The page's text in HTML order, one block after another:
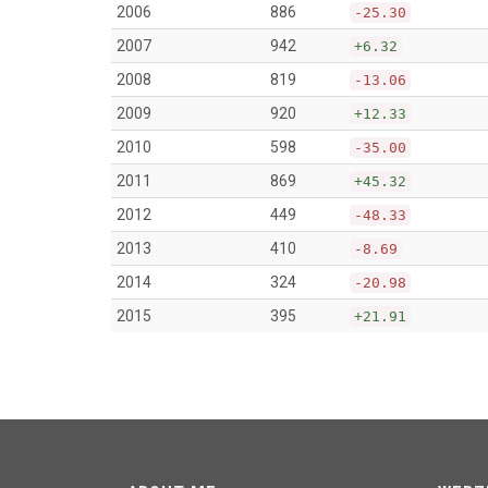
2006 886 -25.30
2007 942 +6.32
2008 819 -13.06
2009 920 +12.33
2010 598 -35.00
2011 869 +45.32
2012 449 -48.33
2013 410 -8.69
2014 324 -20.98
2015 395 +21.91